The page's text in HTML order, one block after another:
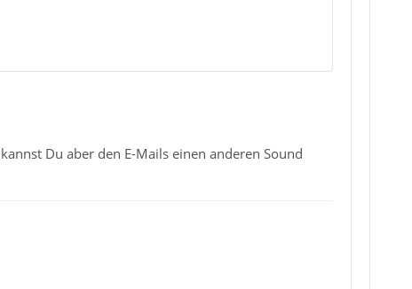
Du aber den E-Mails einen anderen Sound